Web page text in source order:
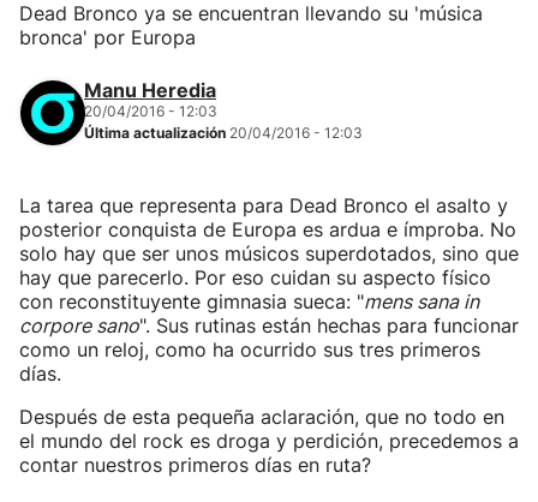
Dead Bronco ya se encuentran llevando su 'música
bronca' por Europa
Manu Heredia
20/04/2016 - 12:03
Última actualización 20/04/2016 - 12:03
La tarea que representa para Dead Bronco el asalto y
posterior conquista de Europa es ardua e ímproba. No
solo hay que ser unos músicos superdotados, sino que
hay que parecerlo. Por eso cuidan su aspecto físico
con reconstituyente gimnasia sueca: "mens sana in
corpore sano". Sus rutinas están hechas para funcionar
como un reloj, como ha ocurrido sus tres primeros
días.
Después de esta pequeña aclaración, que no todo en
el mundo del rock es droga y perdición, precedemos a
contar nuestros primeros días en ruta?